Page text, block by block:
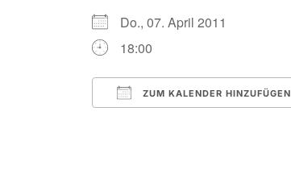
Do., 07. April 2011
18:00
ZUM KALENDER HINZUFÜGEN